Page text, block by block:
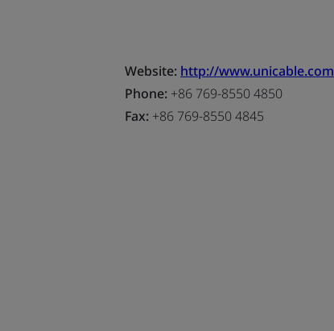
Website: http://www.unicable.com
Phone: +86 769-8550 4850
Fax: +86 769-8550 4845